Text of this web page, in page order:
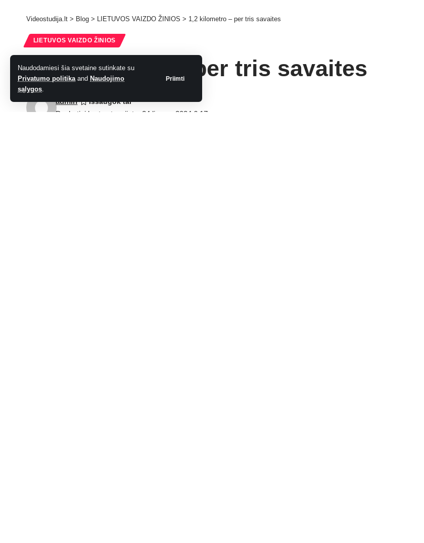
Naudodamiesi šia svetaine sutinkate su
Privatumo politikaand Naudojimo
sąlygos.
Priimti
Videostudija.lt > Blog > LIETUVOS VAIZDO ŽINIOS > 1,2 kilometro – per tris savaites
LIETUVOS VAIZDO ŽINIOS
1,2 kilometro – per tris savaites
Paskutinį kartą atnaujinta: 24 liepos, 2024 6:17 pm
admin